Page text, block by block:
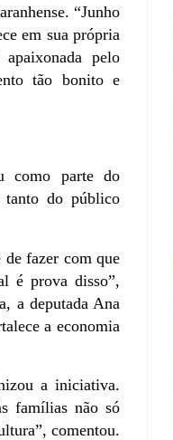
“Junho
em sua própria
pelo
tão bonito e
como parte do
tanto do público
de fazer com que
é prova disso”,
a deputada Ana
a economia
a iniciativa.
famílias não só
comentou.